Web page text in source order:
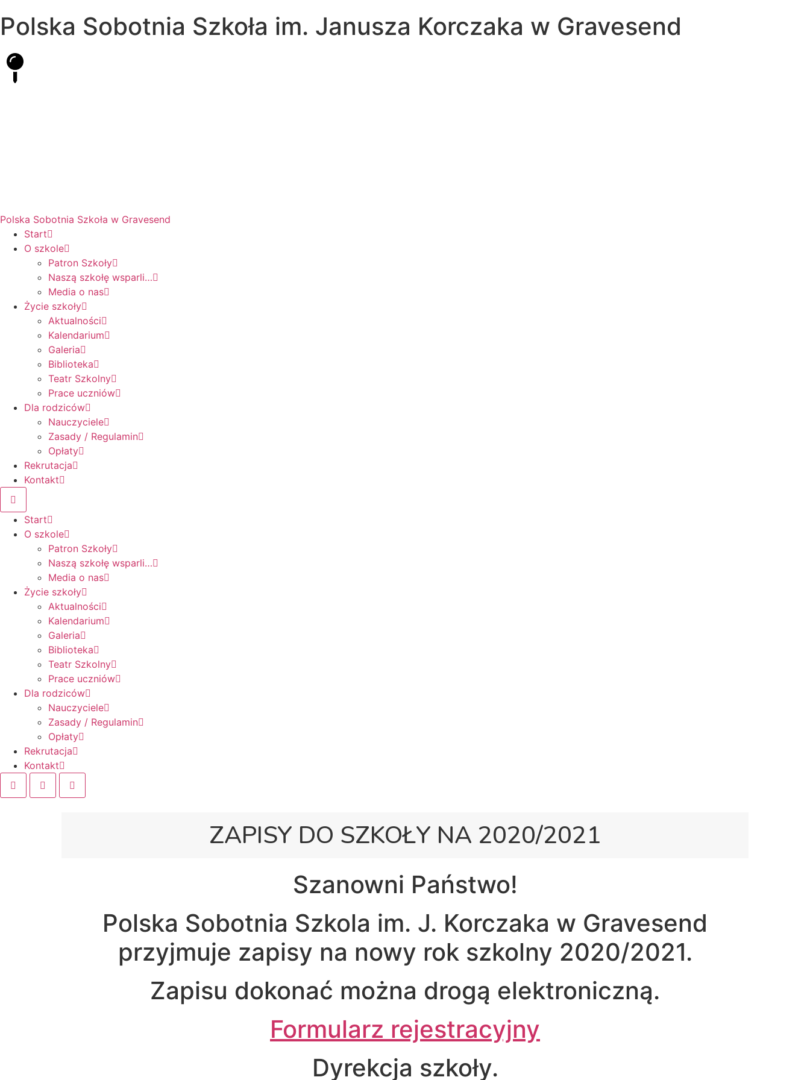
Polska Sobotnia Szkoła im. Janusza Korczaka w Gravesend
Polska Sobotnia Szkoła w Gravesend
Start
O szkole
Patron Szkoły
Naszą szkołę wsparli…
Media o nas
Życie szkoły
Aktualności
Kalendarium
Galeria
Biblioteka
Teatr Szkolny
Prace uczniów
Dla rodziców
Nauczyciele
Zasady / Regulamin
Opłaty
Rekrutacja
Kontakt
Start
O szkole
Patron Szkoły
Naszą szkołę wsparli…
Media o nas
Życie szkoły
Aktualności
Kalendarium
Galeria
Biblioteka
Teatr Szkolny
Prace uczniów
Dla rodziców
Nauczyciele
Zasady / Regulamin
Opłaty
Rekrutacja
Kontakt
ZAPISY DO SZKOŁY NA 2020/2021
Szanowni Państwo!
Polska Sobotnia Szkola im. J. Korczaka w Gravesend
przyjmuje zapisy na nowy rok szkolny 2020/2021.
Zapisu dokonać można drogą elektroniczną.
Formularz rejestracyjny
Dyrekcja szkoły.